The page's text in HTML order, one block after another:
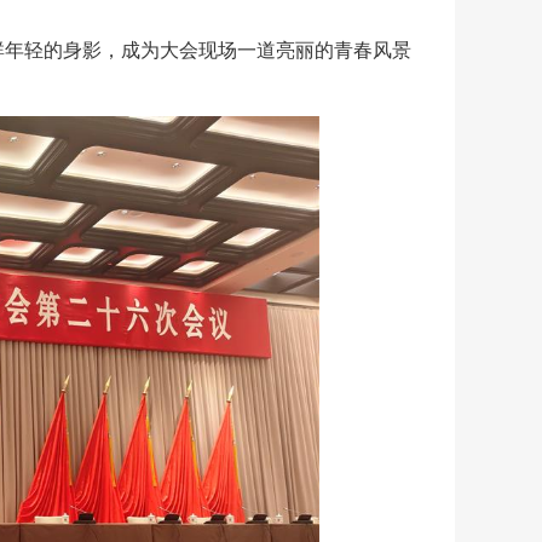
轻的身影，成为大会现场一道亮丽的青春风景